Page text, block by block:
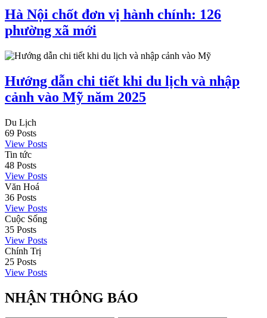
Hà Nội chốt đơn vị hành chính: 126
phường xã mới
Hướng dẫn chi tiết khi du lịch và nhập
cảnh vào Mỹ năm 2025
Du Lịch
69 Posts
View Posts
Tin tức
48 Posts
View Posts
Văn Hoá
36 Posts
View Posts
Cuộc Sống
35 Posts
View Posts
Chính Trị
25 Posts
View Posts
NHẬN THÔNG BÁO